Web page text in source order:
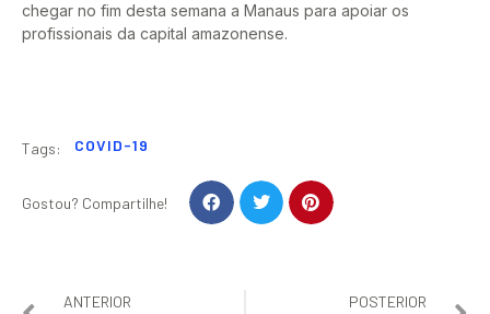
chegar no fim desta semana a Manaus para apoiar os
profissionais da capital amazonense.
Tags: COVID-19
Gostou? Compartilhe!
ANTERIOR POSTERIOR